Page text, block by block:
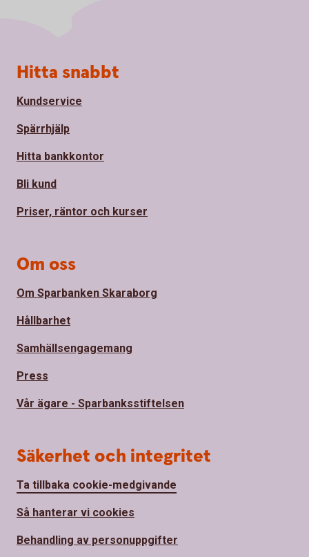
Sidfot
Hitta snabbt
Kundservice
Spärrhjälp
Hitta bankkontor
Bli kund
Priser, räntor och kurser
Om oss
Om Sparbanken Skaraborg
Hållbarhet
Samhällsengagemang
Press
Vår ägare - Sparbanksstiftelsen
Säkerhet och integritet
Ta tillbaka cookie-medgivande
Så hanterar vi cookies
Behandling av personuppgifter